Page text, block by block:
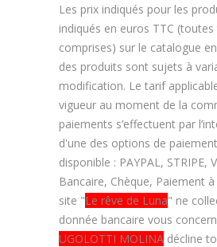
Les prix indiqués pour les
indiqués en euros TTC (toutes
comprises) sur le catalogue
des produits sont sujets à
modification. Le tarif
vigueur au moment de la
paiements s’effectuent par
d'une des options de
disponible : PAYPAL, STRIPE,
Bancaire, Chèque, Paiement
site "Le rêve de Luna" ne
donnée bancaire vous
UGOLOTTI MOLINA décline